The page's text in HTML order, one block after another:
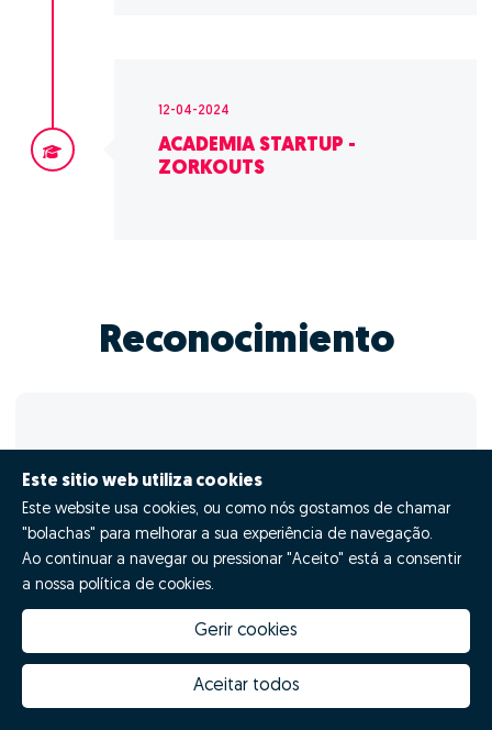
12-04-2024
ACADEMIA STARTUP -
ZORKOUTS
Reconocimiento
TOP 50 - Facturación - Portugal -
Junho
Este sitio web utiliza cookies
Este website usa cookies, ou como nós gostamos de chamar
"bolachas" para melhorar a sua experiência de navegação.
Ao continuar a navegar ou pressionar "Aceito" está a consentir
a nossa política de cookies.
Gerir cookies
Aceitar todos